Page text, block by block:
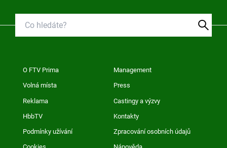
O FTV Prima Management
Volná místa Press
Reklama Castingy a výzvy
HbbTV Kontakty
Podmínky užívání Zpracování osobních údajů